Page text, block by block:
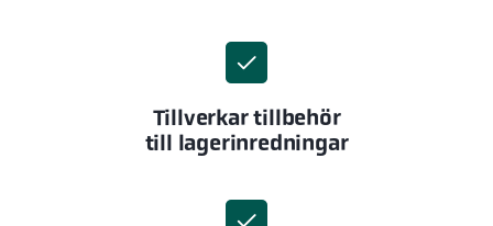
Tillverkar tillbehör
till lagerinredningar